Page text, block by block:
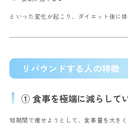
といった変化が起こり、ダイエット後に
リバウンドする人の特徴
① 食事を極端に減らして
短期間で痩せようとして、食事量を大き